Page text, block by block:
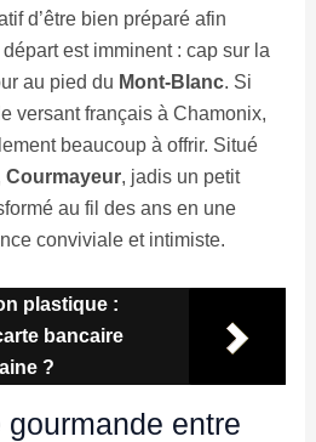
d’être bien préparé afin
est imminent : cap sur la
au pied du Mont-Blanc. Si
versant français à Chamonix,
beaucoup à offrir. Situé
Courmayeur, jadis un petit
au fil des ans en une
conviviale et intimiste.
plastique :
bancaire
?
entre